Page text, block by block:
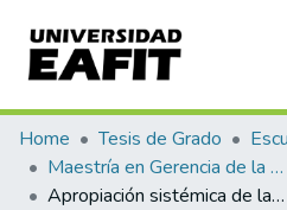
Communities & Collections
All of DSpace
Home Tesis de Grado
Maestría en Gerencia de la Innovación y el Conocimiento (tesis)
Apropiación sistémica de la innovación social en las organizaciones : una propuesta para la generación de valor compartido